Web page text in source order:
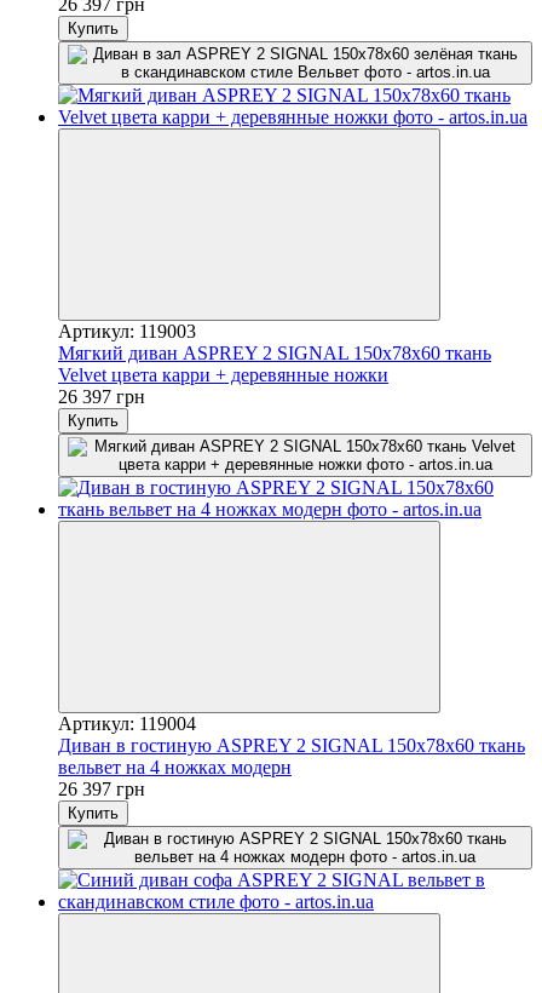
Купить
Артикул: 119003
Мягкий диван ASPREY 2 SIGNAL 150x78x60 ткань
Velvet цвета карри + деревянные ножки
26 397 грн
Купить
Артикул: 119004
Диван в гостиную ASPREY 2 SIGNAL 150x78x60 ткань
вельвет на 4 ножках модерн
26 397 грн
Купить